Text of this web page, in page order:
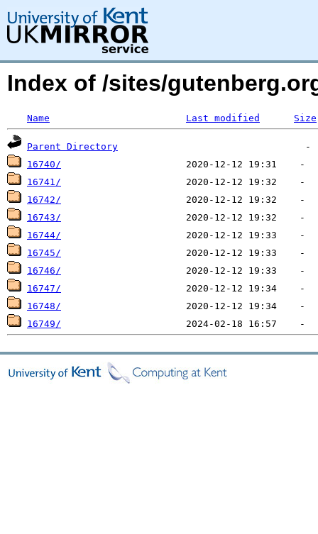
Index of /sites/
Name Last modified Size
Parent Directory
16740/
16741/
16742/
16743/
16744/
16745/
16746/
16747/
16748/
16749/